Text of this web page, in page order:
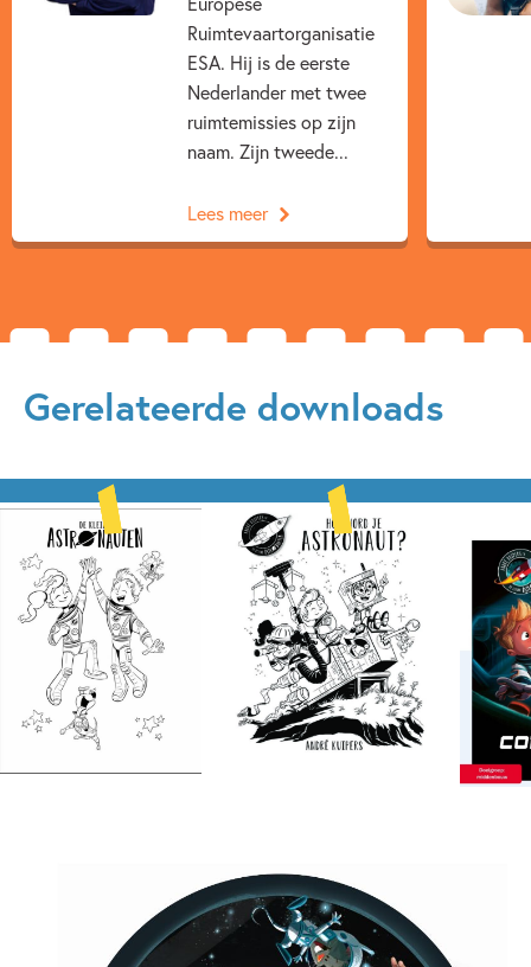
Actie & avontuur
Doeboeken
Kleuren & vormen
Peuterboeken
Prentenboeken
Techniek & wetenschap
Voor volwassenen
Paco Vink
Ruimtevaartorganisatie
ESA. Hij is de eerste
Nederlander met twee
ruimtemissies op zijn
naam. Zijn tweede...
Lees meer
Gerelateerde downloads